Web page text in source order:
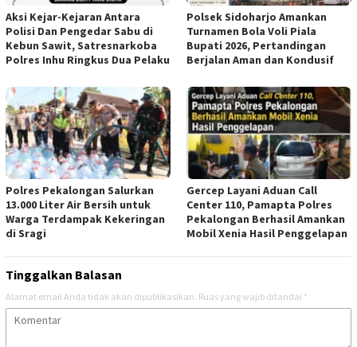
Aksi Kejar-Kejaran Antara
Polisi Dan Pengedar Sabu di
Kebun Sawit, Satresnarkoba
Polres Inhu Ringkus Dua Pelaku
Polsek Sidoharjo Amankan
Turnamen Bola Voli Piala
Bupati 2026, Pertandingan
Berjalan Aman dan Kondusif
Polres Pekalongan Salurkan
13.000 Liter Air Bersih untuk
Warga Terdampak Kekeringan
di Sragi
Gercep Layani Aduan Call
Center 110, Pamapta Polres
Pekalongan Berhasil Amankan
Mobil Xenia Hasil Penggelapan
Tinggalkan Balasan
Alamat email Anda tidak akan dipublikasikan. Ruas yang wajib ditandai *